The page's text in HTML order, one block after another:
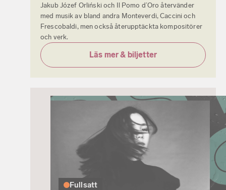
Jakub Józef Orliński och Il Pomo d’Oro återvänder
med musik av bland andra Monteverdi, Caccini och
Frescobaldi, men också återupptäckta kompositörer
och verk.
Läs mer & biljetter
Fullsatt